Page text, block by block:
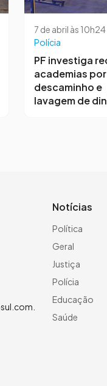
7 de abril às 10h24
Polícia
PF investiga
academias por
descaminho e
lavagem de
Notícias
Política
Geral
Justiça
Polícia
Educação
Saúde